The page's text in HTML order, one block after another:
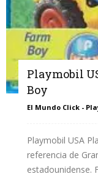
Playmobil
Boy
El Mundo Click -
Playmobil USA
referencia de
estadounidense.